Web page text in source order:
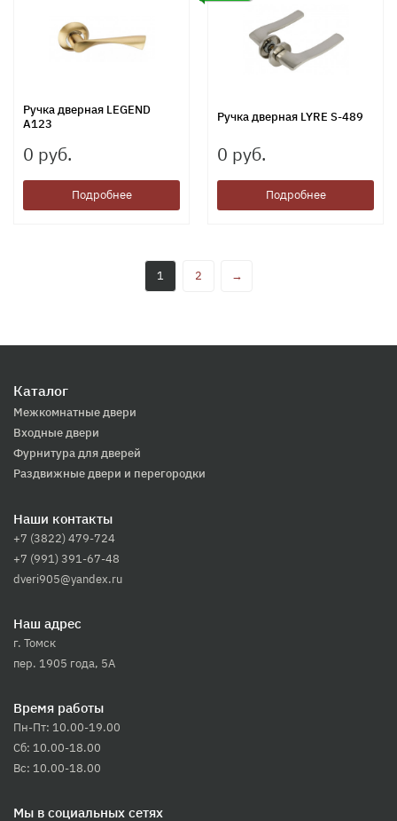
Ручка дверная LEGEND
A123
0 руб.
Подробнее
Ручка дверная LYRE S-489
0 руб.
Подробнее
1 2 →
Каталог
Межкомнатные двери
Входные двери
Фурнитура для дверей
Раздвижные двери и перегородки
Наши контакты
+7 (3822) 479-724
+7 (991) 391-67-48
dveri905@yandex.ru
Наш адрес
г. Томск
пер. 1905 года, 5А
Время работы
Пн-Пт: 10.00-19.00
Сб: 10.00-18.00
Вс: 10.00-18.00
Мы в социальных сетях